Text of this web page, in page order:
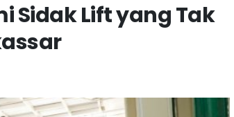
Sidak Lift yang Tak